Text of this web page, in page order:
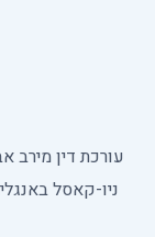
עורכת דין